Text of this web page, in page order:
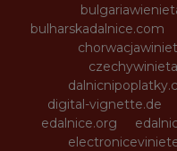
bulharskadalnice.com
digital-vignette.de
edalnice.org